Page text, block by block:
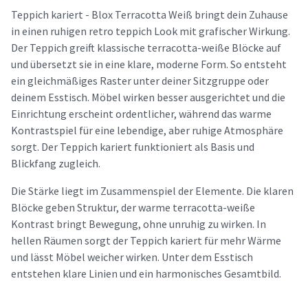
Teppich kariert - Blox Terracotta Weiß bringt dein Zuhause
in einen ruhigen retro teppich Look mit grafischer Wirkung.
Der Teppich greift klassische terracotta-weiße Blöcke auf
und übersetzt sie in eine klare, moderne Form. So entsteht
ein gleichmäßiges Raster unter deiner Sitzgruppe oder
deinem Esstisch. Möbel wirken besser ausgerichtet und die
Einrichtung erscheint ordentlicher, während das warme
Kontrastspiel für eine lebendige, aber ruhige Atmosphäre
sorgt. Der Teppich kariert funktioniert als Basis und
Blickfang zugleich.
Die Stärke liegt im Zusammenspiel der Elemente. Die klaren
Blöcke geben Struktur, der warme terracotta-weiße
Kontrast bringt Bewegung, ohne unruhig zu wirken. In
hellen Räumen sorgt der Teppich kariert für mehr Wärme
und lässt Möbel weicher wirken. Unter dem Esstisch
entstehen klare Linien und ein harmonisches Gesamtbild.